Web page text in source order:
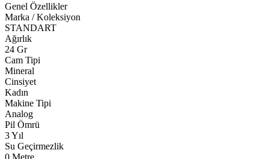
Genel Özellikler
Marka / Koleksiyon
STANDART
Ağırlık
24 Gr
Cam Tipi
Mineral
Cinsiyet
Kadın
Makine Tipi
Analog
Pil Ömrü
3 Yıl
Su Geçirmezlik
0 Metre